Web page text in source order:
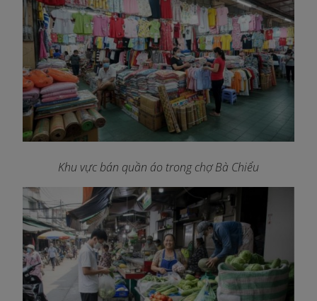
Khu vực bán quần áo trong chợ Bà Chiểu